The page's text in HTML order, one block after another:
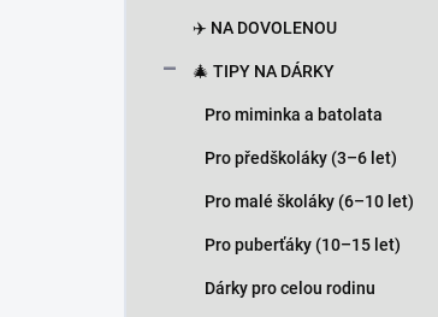
✈️ NA DOVOLENOU
🎄 TIPY NA DÁRKY
Pro miminka a batolata
Pro předškoláky (3–6 let)
Pro malé školáky (6–10 let)
Pro puberťáky (10–15 let)
Dárky pro celou rodinu